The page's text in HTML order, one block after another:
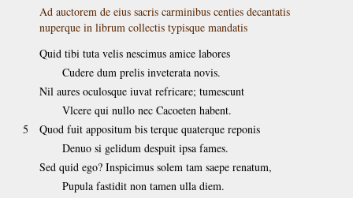
Ad auctorem de eius sacris carminibus centies decantatis
nuperque in librum collectis typisque mandatis
Quid tibi tuta velis nescimus amice labores
Cudere dum prelis inveterata novis.
Nil aures oculosque iuvat refricare; tumescunt
Vlcere qui nullo nec Cacoeten habent.
5
Quod fuit appositum bis terque quaterque reponis
Denuo si gelidum despuit ipsa fames.
Sed quid ego? Inspicimus solem tam saepe renatum,
Pupula fastidit non tamen ulla diem.